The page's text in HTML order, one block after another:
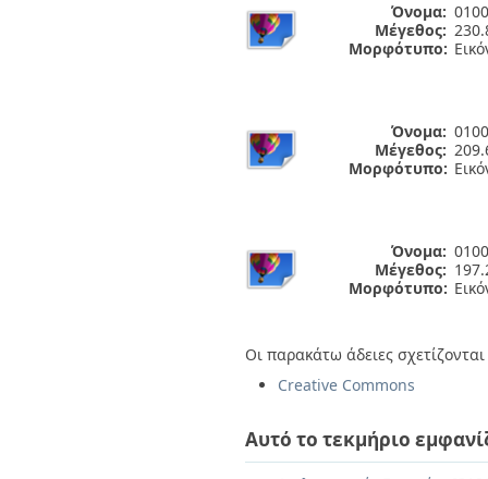
Όνομα:
Μέγεθος:
Μορφότυπο:
Όνομα:
Μέγεθος:
Μορφότυπο:
Όνομα:
Μέγεθος:
Μορφότυπο:
Οι παρακάτω άδειες
Creative Commons
Αυτό το τεκμήριο